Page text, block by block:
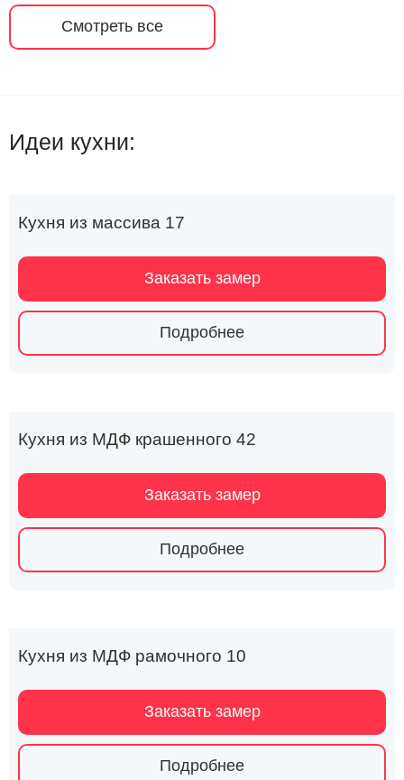
Смотреть все
Идеи кухни:
Кухня из массива 17
Заказать замер
Подробнее
Кухня из МДФ крашенного 42
Заказать замер
Подробнее
Кухня из МДФ рамочного 10
Заказать замер
Подробнее